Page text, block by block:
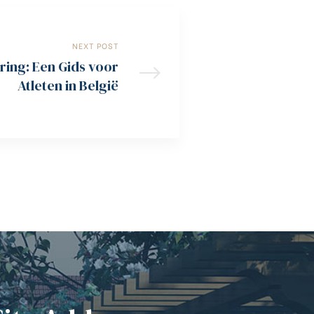
NEXT POST
Een Gids voor
Atleten in België